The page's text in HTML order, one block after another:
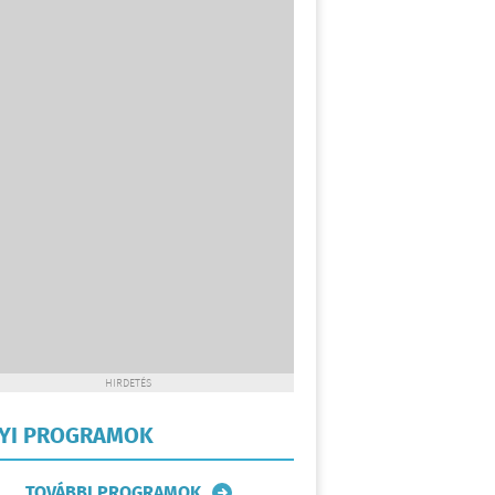
HIRDETÉS
PROGRAMOK